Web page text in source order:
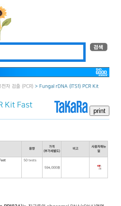
전자 검출 (PCR) > Fungal rDNA (ITS1) PCR Kit
Kit Fast
용량
가격
(부가세별도)
비고
사용자매뉴
얼
50 tests
594,000원